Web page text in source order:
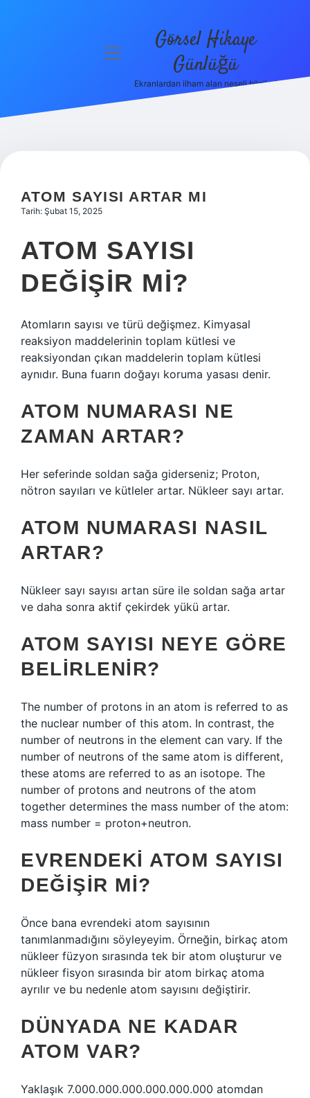
Hakkımızda
menüyü
Görsel Hikaye
Günlüğü
Ekranlardan ilham alan neşeli bilgiler!
ATOM SAYISI ARTAR MI
Tarih: Şubat 15, 2025
ATOM SAYISI
DEĞIŞIR MI?
Atomların sayısı ve türü değişmez. Kimyasal
reaksiyon maddelerinin toplam kütlesi ve
reaksiyondan çıkan maddelerin toplam kütlesi
aynıdır. Buna fuarın doğayı koruma yasası denir.
ATOM NUMARASI NE
ZAMAN ARTAR?
Her seferinde soldan sağa giderseniz; Proton,
nötron sayıları ve kütleler artar. Nükleer sayı artar.
ATOM NUMARASI NASIL
ARTAR?
Nükleer sayı sayısı artan süre ile soldan sağa artar
ve daha sonra aktif çekirdek yükü artar.
ATOM SAYISI NEYE GÖRE
BELIRLENIR?
The number of protons in an atom is referred to as
the nuclear number of this atom. In contrast, the
number of neutrons in the element can vary. If the
number of neutrons of the same atom is different,
these atoms are referred to as an isotope. The
number of protons and neutrons of the atom
together determines the mass number of the atom:
mass number = proton+neutron.
EVRENDEKI ATOM SAYISI
DEĞIŞIR MI?
Önce bana evrendeki atom sayısının
tanımlanmadığını söyleyeyim. Örneğin, birkaç atom
nükleer füzyon sırasında tek bir atom oluşturur ve
nükleer fisyon sırasında bir atom birkaç atoma
ayrılır ve bu nedenle atom sayısını değiştirir.
DÜNYADA NE KADAR
ATOM VAR?
Yaklaşık 7.000.000.000.000.000.000 atomdan